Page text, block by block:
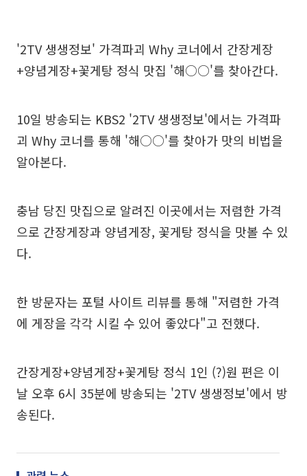
'2TV 생생정보' 가격파괴 Why 코너에서 간장게장
+양념게장+꽃게탕 정식 맛집 '해○○'를 찾아간다.
10일 방송되는 KBS2 '2TV 생생정보'에서는 가격파
괴 Why 코너를 통해 '해○○'를 찾아가 맛의 비법을
알아본다.
충남 당진 맛집으로 알려진 이곳에서는 저렴한 가격
으로 간장게장과 양념게장, 꽃게탕 정식을 맛볼 수 있
다.
한 방문자는 포털 사이트 리뷰를 통해 "저렴한 가격
에 게장을 각각 시킬 수 있어 좋았다"고 전했다.
간장게장+양념게장+꽃게탕 정식 1인 (?)원 편은 이
날 오후 6시 35분에 방송되는 '2TV 생생정보'에서 방
송된다.